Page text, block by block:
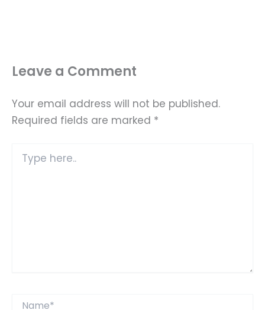
Leave a Comment
Your email address will not be published.
Required fields are marked *
here..